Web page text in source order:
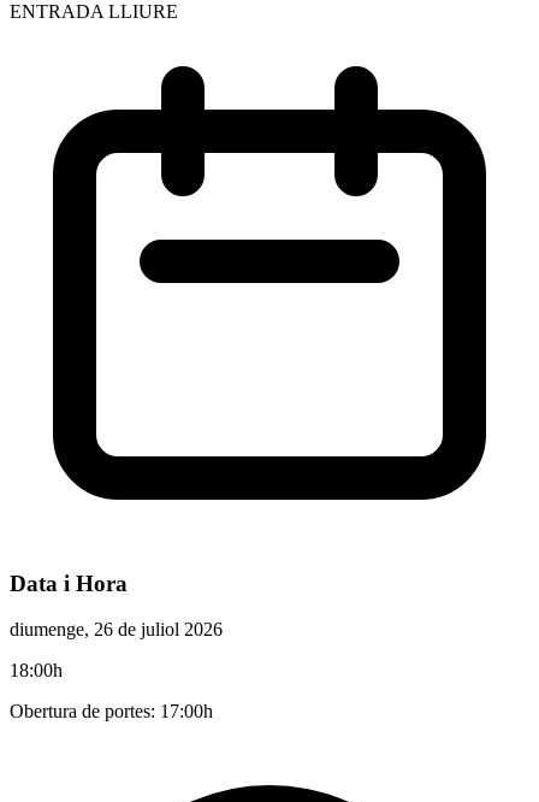
ENTRADA LLIURE
Data i Hora
diumenge, 26 de juliol 2026
18:00h
Obertura de portes: 17:00h